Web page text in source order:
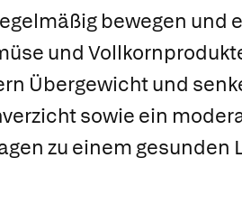
bewegen und
und
Übergewicht und
sowie ein
zu einem gesunden